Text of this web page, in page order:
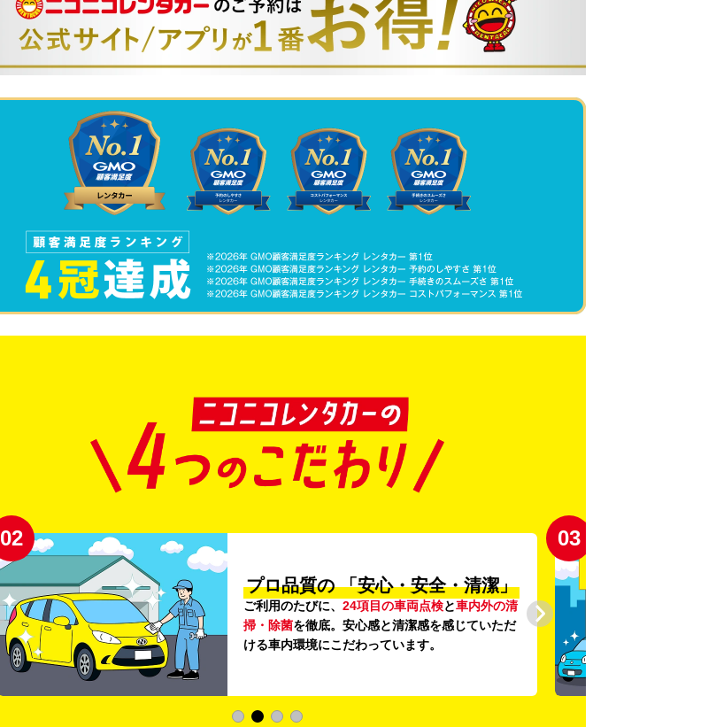
02
プロ品質の 「安心・安全・清潔」
ご利用のたびに、 24項目の車両点検と車内外の清
掃・除菌を徹底。安心感と清潔感を感じていただ
ける車内環境にこだわっています。
03